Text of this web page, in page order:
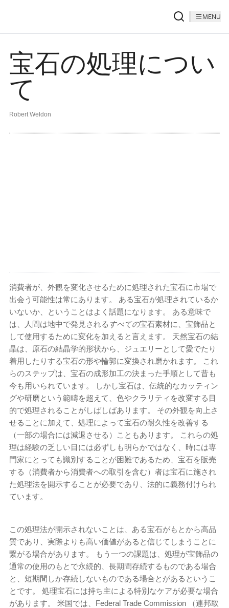
MENU
宝石の処理につい
て
Robert Weldon
消費者が、外観を変化させるために処理された宝石に市場で
出会う可能性は常にあります。 ある宝石が処理されているか
いないか、ということはよく話題になります。 ある意味で
は、人間は地中で発見される すべての宝石素材に、宝飾品と
して使用するために変化を加えると言えます。 天然宝石の結
晶は、原石の結晶学的形状から、ジュエリーとして愛でたり
着用したりする宝石の形や輪郭に変換され磨かれます。 これ
らのステップは、宝石の成形加工の決まった手順として昔も
今も用いられています。 しかし宝石は、伝統的なカッティン
グや研磨という範疇を超えて、色やクラリティを改変する目
的で処理されることがしばしばあります。 その外観を向上さ
せることに加えて、処理によって宝石の耐久性を改善する
（一部の場合には減退させる）こともあります。 これらの処
理は経験の乏しい目には必ずしも明らかではなく、時には専
門家にとっても識別す​​ることが困難であるため、宝石を販売
する（消費者から消費者への取引を含む）者は宝石に施され
た処理法を開示することが必要であり、法的に義務付けられ
ています。
この処理法が開示されないことは、ある宝石がもとから高品
質であり、実際よりも高い価値があると信じてしまうことに
繋がる場合があります。 もう一つの課題は、処理が宝飾品の
通常の使用のもとで永続的、長期間存続するものである場合
と、短期間しか存続しないものである場合とがあるというこ
とです。 処理宝石には持ち主による特別なケアが必要な場合
があります。 米国では、Federal Trade Commission （連邦取